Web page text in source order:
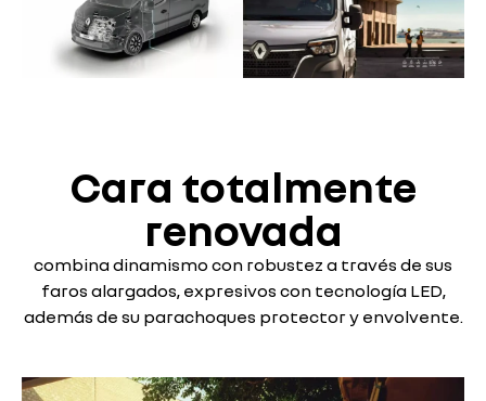
Cara totalmente
renovada
combina dinamismo con robustez a través de sus
faros alargados, expresivos con tecnología LED,
además de su parachoques protector y envolvente.